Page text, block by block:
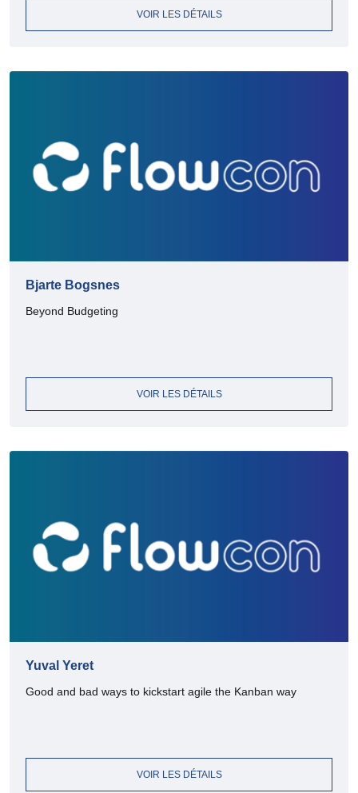
VOIR LES DÉTAILS
Bjarte Bogsnes
Beyond Budgeting
VOIR LES DÉTAILS
Yuval Yeret
Good and bad ways to kickstart agile the Kanban way
VOIR LES DÉTAILS